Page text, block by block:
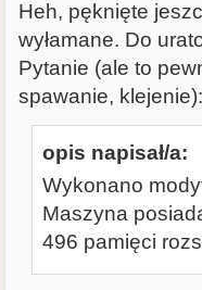
Heh, pęknięte
wyłamane. Do
Pytanie (ale to
spawanie, klejenie):
opis napisał/a:
Wykonano
Maszyna
496 pamięci